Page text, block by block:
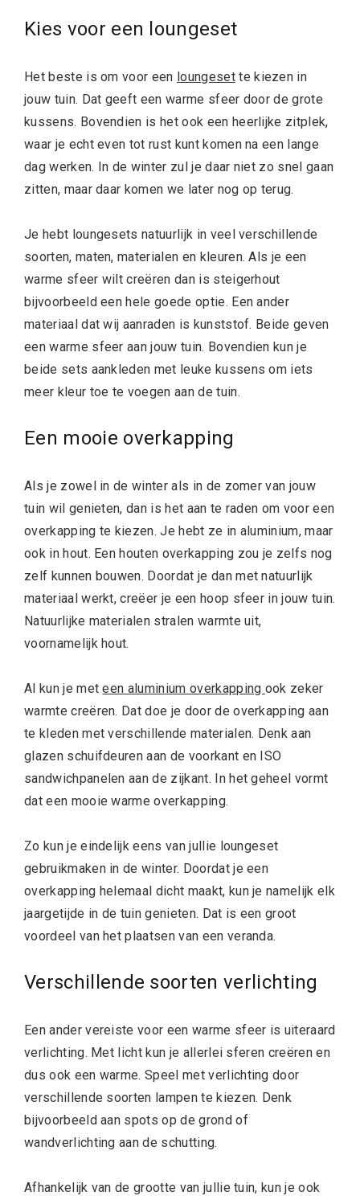
Kies voor een loungeset
Het beste is om voor een loungesette kiezen in
jouw tuin. Dat geeft een warme sfeer door de grote
kussens. Bovendien is het ook een heerlijke zitplek,
waar je echt even tot rust kunt komen na een lange
dag werken. In de winter zul je daar niet zo snel gaan
zitten, maar daar komen we later nog op terug.
Je hebt loungesets natuurlijk in veel verschillende
soorten, maten, materialen en kleuren. Als je een
warme sfeer wilt creëren dan is steigerhout
bijvoorbeeld een hele goede optie. Een ander
materiaal dat wij aanraden is kunststof. Beide geven
een warme sfeer aan jouw tuin. Bovendien kun je
beide sets aankleden met leuke kussens om iets
meer kleur toe te voegen aan de tuin.
Een mooie overkapping
Als je zowel in de winter als in de zomer van jouw
tuin wil genieten, dan is het aan te raden om voor een
overkapping te kiezen. Je hebt ze in aluminium, maar
ook in hout. Een houten overkapping zou je zelfs nog
zelf kunnen bouwen. Doordat je dan met natuurlijk
materiaal werkt, creëer je een hoop sfeer in jouw tuin.
Natuurlijke materialen stralen warmte uit,
voornamelijk hout.
Al kun je meteen aluminium overkapping ook zeker
warmte creëren. Dat doe je door de overkapping aan
te kleden met verschillende materialen. Denk aan
glazen schuifdeuren aan de voorkant en ISO
sandwichpanelen aan de zijkant. In het geheel vormt
dat een mooie warme overkapping.
Zo kun je eindelijk eens van jullie loungeset
gebruikmaken in de winter. Doordat je een
overkapping helemaal dicht maakt, kun je namelijk elk
jaargetijde in de tuin genieten. Dat is een groot
voordeel van het plaatsen van een veranda.
Verschillende soorten verlichting
Een ander vereiste voor een warme sfeer is uiteraard
verlichting. Met licht kun je allerlei sferen creëren en
dus ook een warme. Speel met verlichting door
verschillende soorten lampen te kiezen. Denk
bijvoorbeeld aan spots op de grond of
wandverlichting aan de schutting.
Afhankelijk van de grootte van jullie tuin, kun je ook